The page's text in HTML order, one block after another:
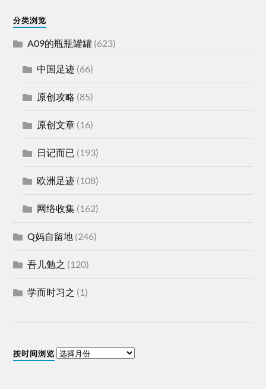
分类浏览
A09的瓶瓶罐罐 (623)
中国足迹 (66)
原创攻略 (85)
原创文章 (16)
日记而已 (193)
欧洲足迹 (108)
网络收集 (162)
Q妈自留地 (246)
吾儿勉之 (120)
学而时习之 (1)
按时间浏览